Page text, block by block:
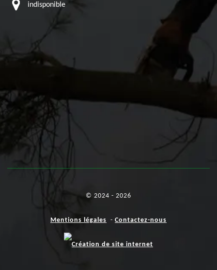
indisponible
© 2024 - 2026
Mentions légales - Contactez-nous